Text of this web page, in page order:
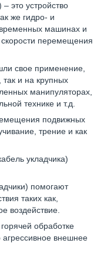
это устройство
же гидро- и
машинах и
перемещения
свое применение,
так и на крупных
манипуляторах,
технике и т.д.
подвижных
трение и как
укладчика)
помогают
таких как,
воздействие.
обработке
агрессивное внешнее